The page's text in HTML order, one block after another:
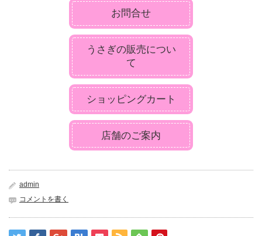
お問合せ
うさぎの販売につい
て
ショッピングカート
店舗のご案内
admin
コメントを書く